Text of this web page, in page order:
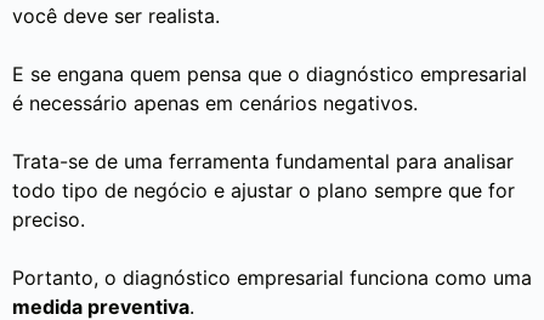
você deve ser realista.
E se engana quem pensa que o diagnóstico empresarial
é necessário apenas em cenários negativos.
Trata-se de uma ferramenta fundamental para analisar
todo tipo de negócio e ajustar o plano sempre que for
preciso.
Portanto, o diagnóstico empresarial funciona como uma
medida preventiva.